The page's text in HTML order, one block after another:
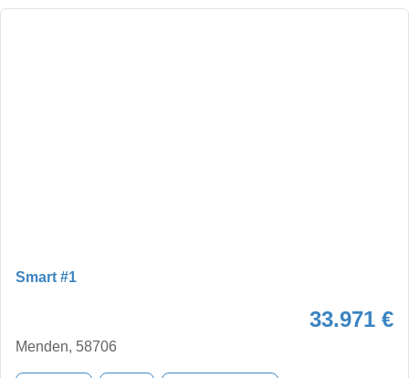
Smart #1
33.971 €
Menden, 58706